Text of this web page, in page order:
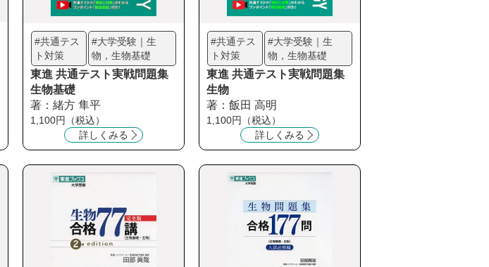
#共通テス
ト対策
#大学受験｜生
物，生物基礎
東進 共通テスト実戦問題集
生物基礎
著：緒方 隼平
1,100円（税込）
詳しくみる
#共通テス
ト対策
#大学受験｜生
物，生物基礎
東進 共通テスト実戦問題集
生物
著：飯田 高明
1,100円（税込）
詳しくみる